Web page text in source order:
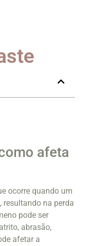
afeta
ocorre quando um
na perda
pode ser
abrasão,
afetar a